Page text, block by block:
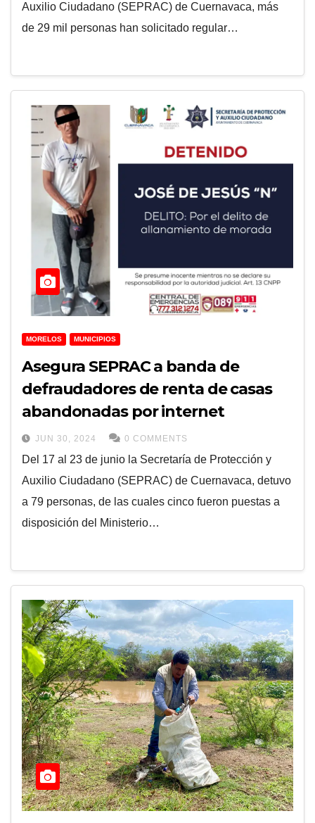
Auxilio Ciudadano (SEPRAC) de Cuernavaca, más
de 29 mil personas han solicitado regular…
MORELOS MUNICIPIOS
Asegura SEPRAC a banda de
defraudadores de renta de casas
abandonadas por internet
JUN 30, 2024 0 COMMENTS
Del 17 al 23 de junio la Secretaría de Protección y
Auxilio Ciudadano (SEPRAC) de Cuernavaca, detuvo
a 79 personas, de las cuales cinco fueron puestas a
disposición del Ministerio…